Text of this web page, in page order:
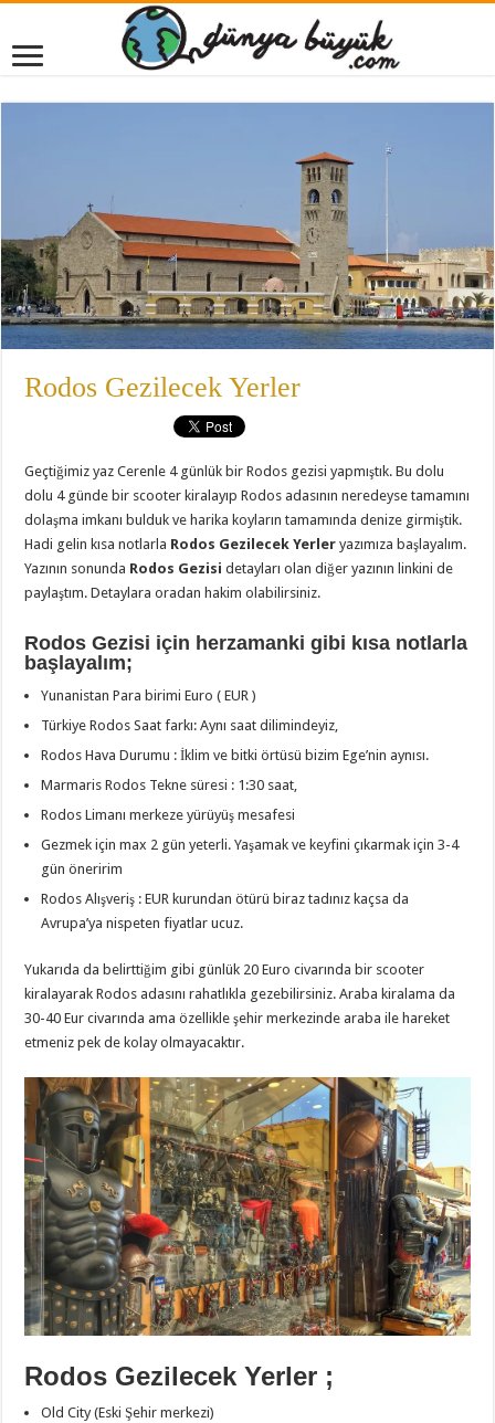
Rodos Gezilecek Yerler
Geçtiğimiz yaz Cerenle 4 günlük bir Rodos gezisi yapmıştık. Bu dolu
dolu 4 günde bir scooter kiralayıp Rodos adasının neredeyse tamamını
dolaşma imkanı bulduk ve harika koyların tamamında denize girmiştik.
Hadi gelin kısa notlarla Rodos Gezilecek Yerler yazımıza başlayalım.
Yazının sonunda Rodos Gezisi detayları olan diğer yazının linkini de
paylaştım. Detaylara oradan hakim olabilirsiniz.
Rodos Gezisi için herzamanki gibi kısa notlarla
başlayalım;
Yunanistan Para birimi Euro ( EUR )
Türkiye Rodos Saat farkı: Aynı saat dilimindeyiz,
Rodos Hava Durumu : İklim ve bitki örtüsü bizim Ege’nin aynısı.
Marmaris Rodos Tekne süresi : 1:30 saat,
Rodos Limanı merkeze yürüyüş mesafesi
Gezmek için max 2 gün yeterli. Yaşamak ve keyfini çıkarmak için 3-4
gün öneririm
Rodos Alışveriş : EUR kurundan ötürü biraz tadınız kaçsa da
Avrupa’ya nispeten fiyatlar ucuz.
Yukarıda da belirttiğim gibi günlük 20 Euro civarında bir scooter
kiralayarak Rodos adasını rahatlıkla gezebilirsiniz. Araba kiralama da
30-40 Eur civarında ama özellikle şehir merkezinde araba ile hareket
etmeniz pek de kolay olmayacaktır.
Rodos Gezilecek Yerler ;
Old City (Eski Şehir merkezi)